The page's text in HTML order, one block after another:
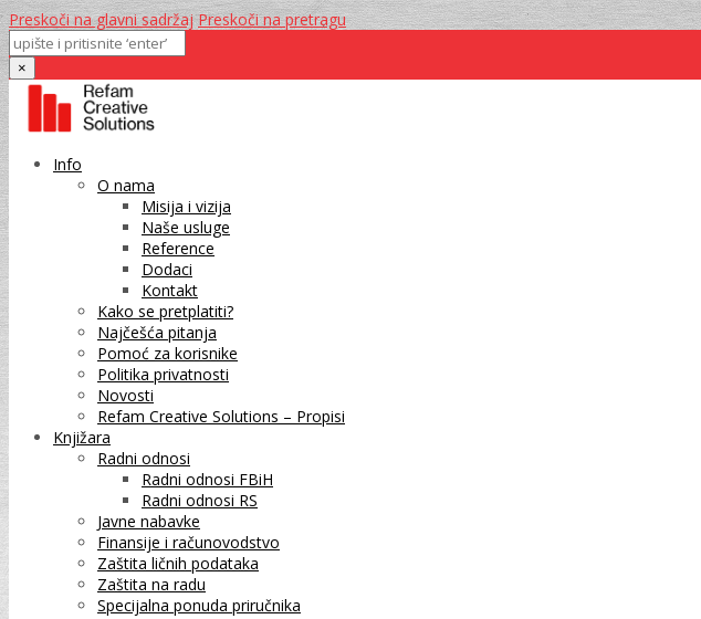
Preskoči na glavni sadržaj Preskoči na pretragu
×
Info
O nama
Misija i vizija
Naše usluge
Reference
Dodaci
Kontakt
Kako se pretplatiti?
Najčešća pitanja
Pomoć za korisnike
Politika privatnosti
Novosti
Refam Creative Solutions – Propisi
Knjižara
Radni odnosi
Radni odnosi FBiH
Radni odnosi RS
Javne nabavke
Finansije i računovodstvo
Zaštita ličnih podataka
Zaštita na radu
Specijalna ponuda priručnika